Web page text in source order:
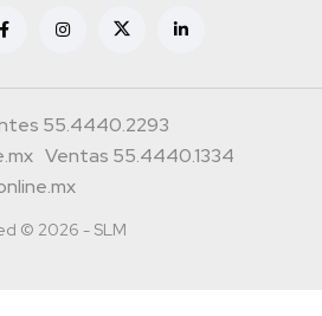
55.4440.2293
Ventas 55.4440.1334
© 2026 - SLM